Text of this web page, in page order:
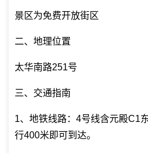
景区为免费开放街区
二、地理位置
太华南路251号
三、交通指南
1、地铁线路：4号线含元殿C1
行400米即可到达。